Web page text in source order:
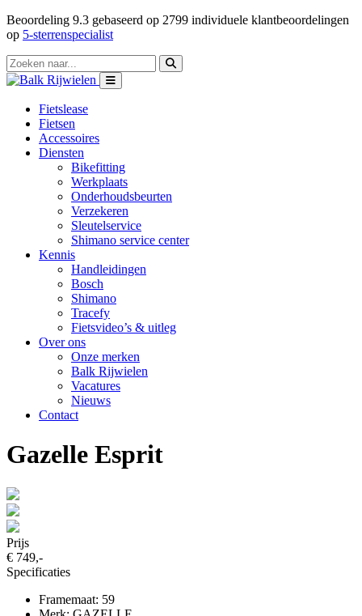
Beoordeling 9.3 gebaseerd op 2799 individuele klantbeoordelingen
op 5-sterrenspecialist
Fietslease
Fietsen
Accessoires
Diensten
Bikefitting
Werkplaats
Onderhoudsbeurten
Verzekeren
Sleutelservice
Shimano service center
Kennis
Handleidingen
Bosch
Shimano
Tracefy
Fietsvideo’s & uitleg
Over ons
Onze merken
Balk Rijwielen
Vacatures
Nieuws
Contact
Gazelle Esprit
Prijs
€ 749,-
Specificaties
Framemaat: 59